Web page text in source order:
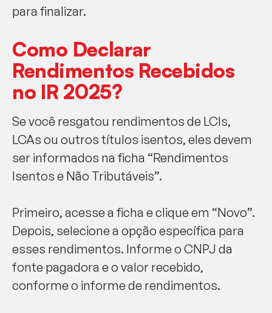
para finalizar.
Como Declarar
Rendimentos Recebidos
no IR 2025?
Se você resgatou rendimentos de LCIs,
LCAs ou outros títulos isentos, eles devem
ser informados na ficha “Rendimentos
Isentos e Não Tributáveis”.
Primeiro, acesse a ficha e clique em “Novo”.
Depois, selecione a opção específica para
esses rendimentos. Informe o CNPJ da
fonte pagadora e o valor recebido,
conforme o informe de rendimentos.